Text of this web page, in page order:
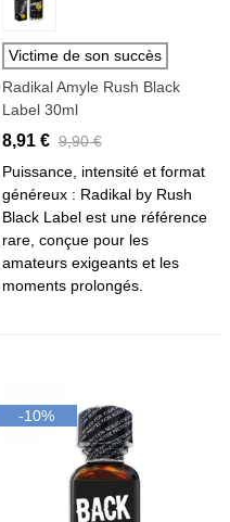
Victime de son succès
Radikal Amyle Rush Black
Label 30ml
8,91 € 9,90 €
Puissance, intensité et format
généreux : Radikal by Rush
Black Label est une référence
rare, conçue pour les
amateurs exigeants et les
moments prolongés.
-10%